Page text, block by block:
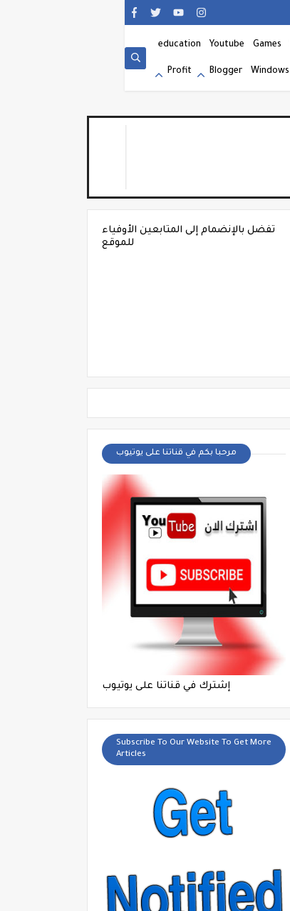
education Youtube Games
Profit Blogger Windows
تفضل بالإنضمام إلى المتابعين الأوفياء
للموقع
مرحبا بكم في قناتنا على يوتيوب
إشترك في قناتنا على يوتيوب
Subscribe To Our Website To Get More
Articles